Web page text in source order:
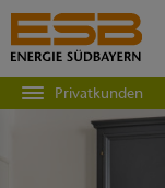
Privatkunden